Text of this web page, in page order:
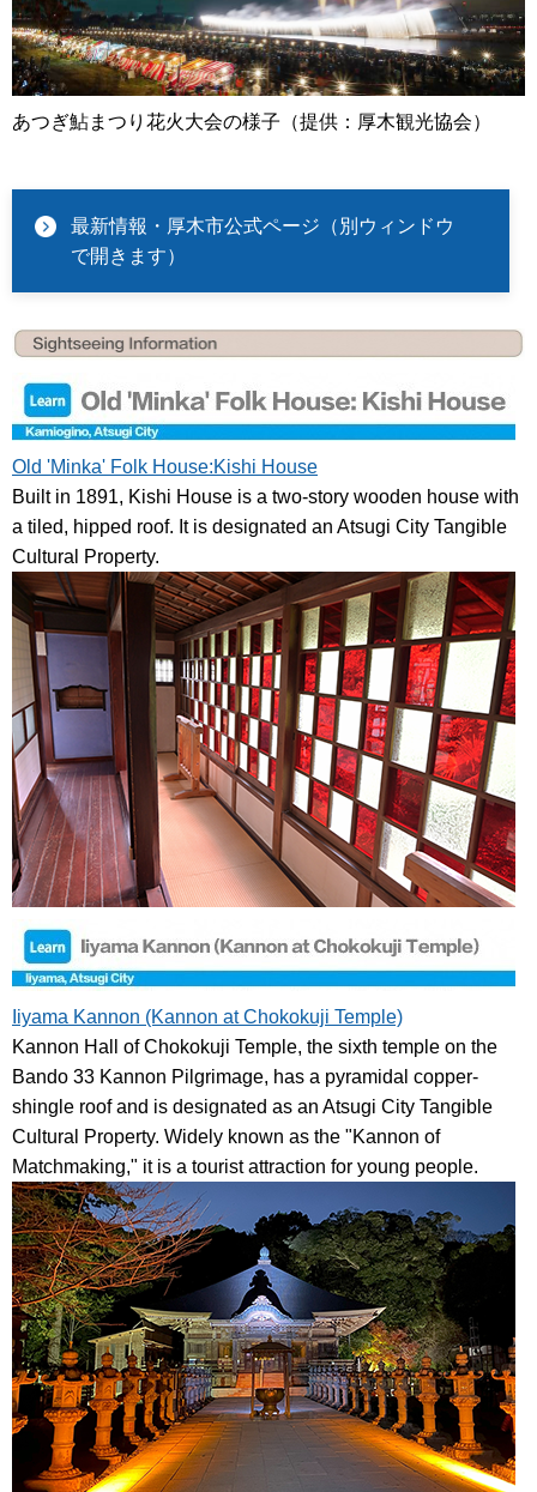
あつぎ鮎まつり花火大会の様子（提供：厚木観光協会）
最新情報・厚木市公式ページ（別ウィンドウ
で開きます）
Old 'Minka' Folk House:Kishi House
Built in 1891, Kishi House is a two-story wooden house with
a tiled, hipped roof. It is designated an Atsugi City Tangible
Cultural Property.
Iiyama Kannon (Kannon at Chokokuji Temple)
Kannon Hall of Chokokuji Temple, the sixth temple on the
Bando 33 Kannon Pilgrimage, has a pyramidal copper-
shingle roof and is designated as an Atsugi City Tangible
Cultural Property. Widely known as the "Kannon of
Matchmaking," it is a tourist attraction for young people.